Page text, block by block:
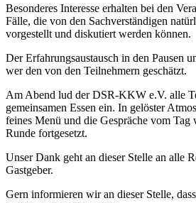
Besonderes Interesse erhalten bei den
Fälle, die von den Sachverständigen
vorgestellt und diskutiert werden können.
Der Erfahrungsaustausch in den Pausen
wer den von den Teilnehmern geschätzt.
Am Abend lud der DSR-KKW e.V. alle
gemeinsamen Essen ein. In gelöster
feines Menü und die Gespräche vom
Runde fortgesetzt.
Unser Dank geht an dieser Stelle an alle
Gastgeber.
Gern informieren wir an dieser Stelle,